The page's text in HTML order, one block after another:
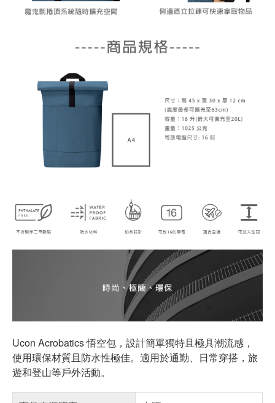
Ucon Acrobatics 悟空包，設計簡單獨特且極具潮流感，
使用環保材質且防水性極佳。適用於通勤、日常穿搭，旅
遊和登山等戶外活動。